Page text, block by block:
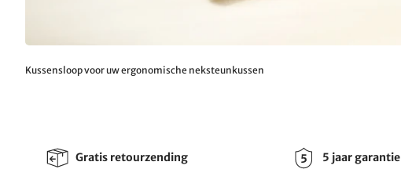
Kussensloop voor uw ergonomische neksteunkussen
Gratis retourzending 5 jaar garantie